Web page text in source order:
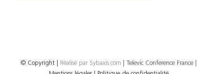
© Copyright Réalisé par Sybaxis.com | Televic Conference France |